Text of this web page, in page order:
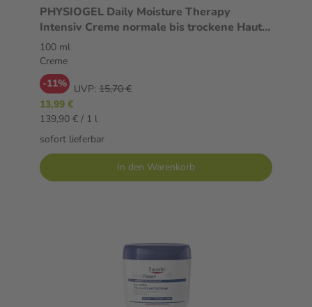
PHYSIOGEL Daily Moisture Therapy
Intensiv Creme normale bis trockene Haut
100 ml Creme
100 ml
Creme
-11% UVP: 15,70 €
13,99 €
139,90 € / 1 l
sofort lieferbar
In den Warenkorb